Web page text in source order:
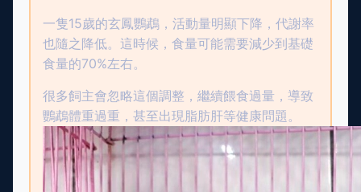
一隻15歲的玄鳳鸚鵡，活動量明顯下降，代謝率
也隨之降低。這時候，食量可能需要減少到基礎
食量的70%左右。
很多飼主會忽略這個調整，繼續餵食過量，導致
鸚鵡體重過重，甚至出現脂肪肝等健康問題。